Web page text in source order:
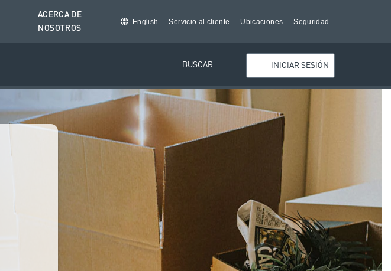
ACERCA DE
NOSOTROS
English Servicio al cliente Ubicaciones Seguridad
BUSCAR INICIAR SESIÓN